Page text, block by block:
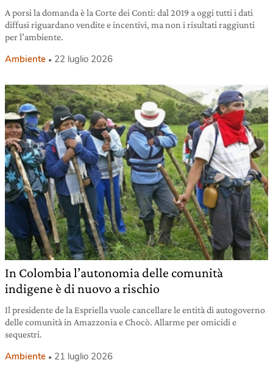
A porsi la domanda è la Corte dei Conti: dal 2019 a oggi tutti i dati
diffusi riguardano vendite e incentivi, ma non i risultati raggiunti
per l’ambiente.
Ambiente 22 luglio 2026
In Colombia l’autonomia delle comunità
indigene è di nuovo a rischio
Il presidente de la Espriella vuole cancellare le entità di autogoverno
delle comunità in Amazzonia e Chocò. Allarme per omicidi e
sequestri.
Ambiente 21 luglio 2026